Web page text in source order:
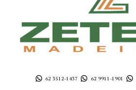
62 3512-1437 62 9911-1901